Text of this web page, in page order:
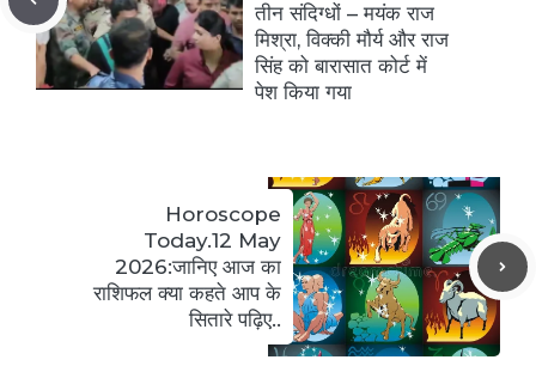
तीन संदिग्धों – मयंक राज
मिश्रा, विक्की मौर्य और राज
सिंह को बारासात कोर्ट में
पेश किया गया
Horoscope
Today.12 May
2026:जानिए आज का
राशिफल क्या कहते आप के
सितारे पढ़िए..